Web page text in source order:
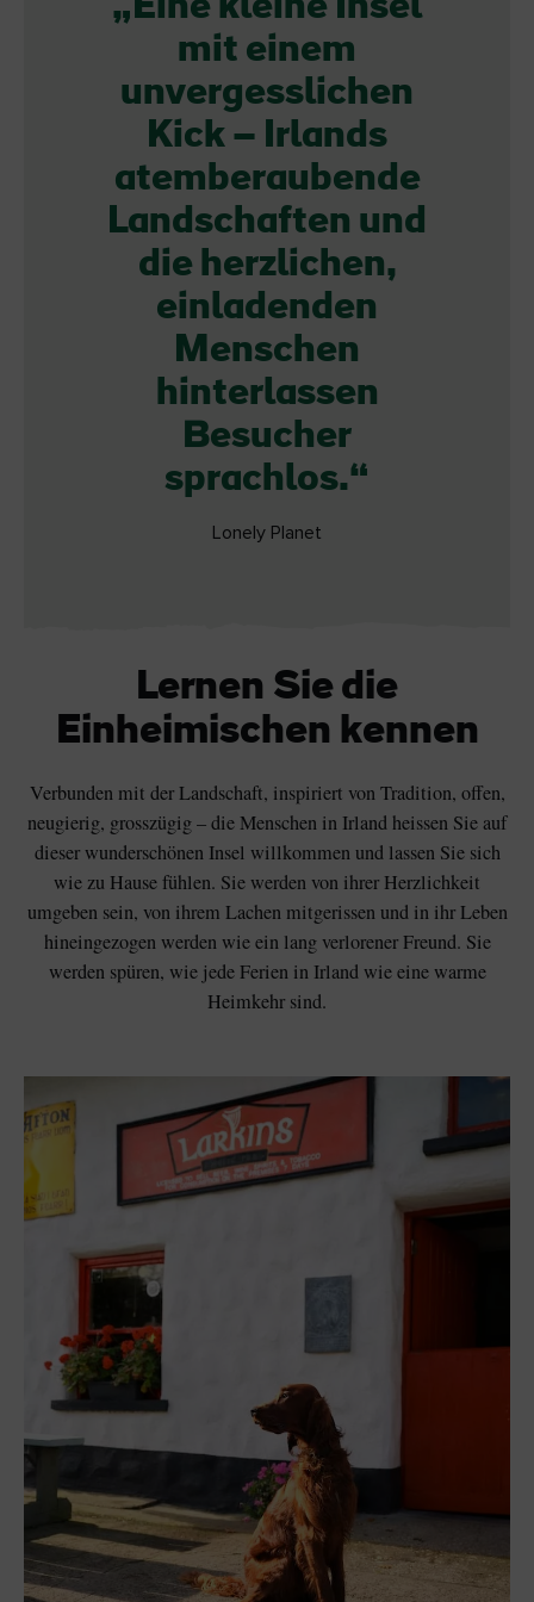
Eine kleine Insel
mit einem
unvergesslichen
Kick – Irlands
atemberaubende
Landschaften und
die herzlichen,
einladenden
Menschen
hinterlassen
Besucher
sprachlos.
Lonely Planet
Lernen Sie die
Einheimischen kennen
Verbunden mit der Landschaft, inspiriert von Tradition, offen,
neugierig, grosszügig – die Menschen in Irland heissen Sie auf
dieser wunderschönen Insel willkommen und lassen Sie sich
wie zu Hause fühlen. Sie werden von ihrer Herzlichkeit
umgeben sein, von ihrem Lachen mitgerissen und in ihr Leben
hineingezogen werden wie ein lang verlorener Freund. Sie
werden spüren, wie jede Ferien in Irland wie eine warme
Heimkehr sind.